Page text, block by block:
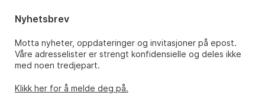
Nyhetsbrev
Motta nyheter, oppdateringer og invitasjoner på epost.
Våre adresselister er strengt konfidensielle og deles ikke
med noen tredjepart.
Klikk her for å melde deg på.